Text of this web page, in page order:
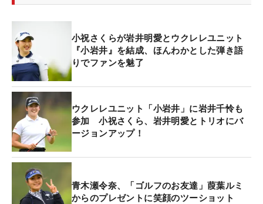
小祝さくらが岩井明愛とウクレレユニット
『小岩井』を結成、ほんわかとした弾き語
りでファンを魅了
ウクレレユニット「小岩井」に岩井千怜も
参加 小祝さくら、岩井明愛とトリオにバ
ージョンアップ！
青木瀬令奈、「ゴルフのお友達」葭葉ルミ
からのプレゼントに笑顔のツーショット